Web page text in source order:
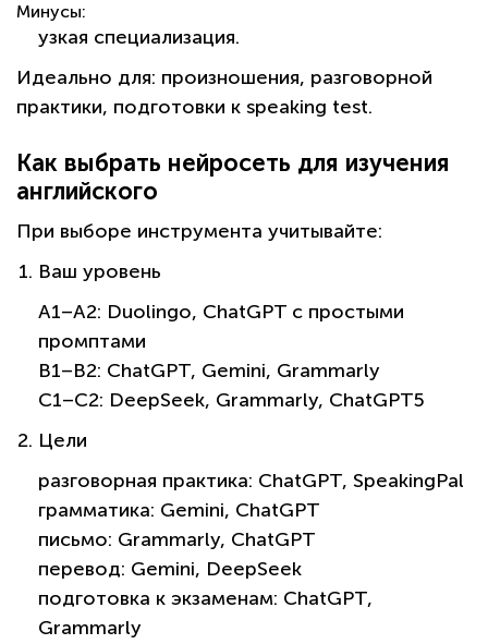
Минусы:
узкая специализация.
Идеально для: произношения, разговорной
практики, подготовки к speaking test.
Как выбрать нейросеть для изучения
английского
При выборе инструмента учитывайте:
Ваш уровень
A1–A2: Duolingo, ChatGPT с простыми
промптами
B1–B2: ChatGPT, Gemini, Grammarly
C1–C2: DeepSeek, Grammarly, ChatGPT5
Цели
разговорная практика: ChatGPT, SpeakingPal
грамматика: Gemini, ChatGPT
письмо: Grammarly, ChatGPT
перевод: Gemini, DeepSeek
подготовка к экзаменам: ChatGPT,
Grammarly